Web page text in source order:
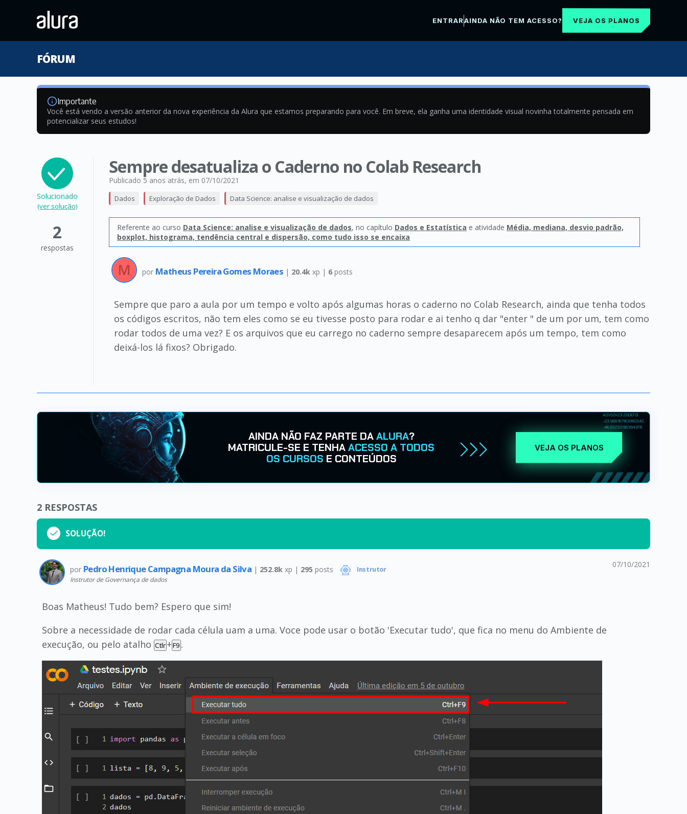
ENTRARAINDA NÃO TEM ACESSO? VEJA OS PLANOS
FÓRUM
Importante
Você está vendo a versão anterior da nova experiência da Alura que estamos preparando para você. Em breve, ela ganha uma identidade visual novinha totalmente pensada em
potencializar seus estudos!
Solucionado
(ver solução)
2
respostas
Sempre desatualiza o Caderno no Colab Research
Publicado 5 anos atrás, em 07/10/2021
Dados Exploração de Dados Data Science: analise e visualização de dados
Referente ao curso Data Science: analise e visualização de dados, no capítulo Dados e Estatística e atividade Média, mediana, desvio padrão,
boxplot, histograma, tendência central e dispersão, como tudo isso se encaixa
por Matheus Pereira Gomes Moraes | 20.4k xp | 6posts
Sempre que paro a aula por um tempo e volto após algumas horas o caderno no Colab Research, ainda que tenha todos
os códigos escritos, não tem eles como se eu tivesse posto para rodar e ai tenho q dar "enter " de um por um, tem como
rodar todos de uma vez? E os arquivos que eu carrego no caderno sempre desaparecem após um tempo, tem como
deixá-los lá fixos? Obrigado.
AINDA NÃO FAZ PARTE DAALURA?
MATRICULE-SE E TENHAACESSO A TODOS
OS CURSOS E CONTEÚDOS
VEJA OS PLANOS
2 RESPOSTAS
SOLUÇÃO!
por Pedro Henrique Campagna Moura da Silva | 252.8k xp | 295 posts Instrutor
Instrutor de Governança de dados
07/10/2021
Boas Matheus! Tudo bem? Espero que sim!
Sobre a necessidade de rodar cada célula uam a uma. Voce pode usar o botão 'Executar tudo', que fica no menu do Ambiente de
execução, ou pelo atalho Ctlr+F9 .